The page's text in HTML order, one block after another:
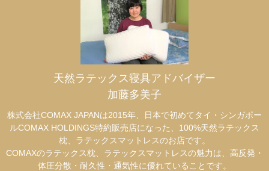
天然ラテックス寝具アドバイザー
加藤多美子
株式会社COMAX JAPANは2015年、日本で初めてタイ・シンガポー
ルCOMAX HOLDINGS特約販売店になった、100%天然ラテックス
枕、ラテックスマットレスのお店です。
COMAXのラテックス枕、ラテックスマットレスの魅力は、高反発・
体圧分散・耐久性・通気性に優れていることです。